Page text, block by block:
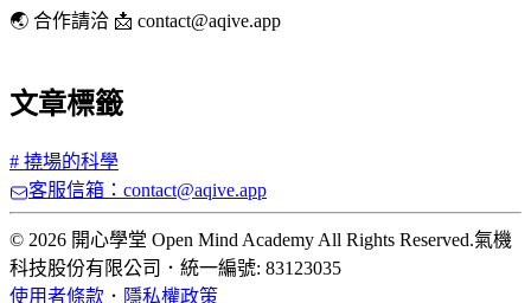
🌏 合作請洽 📩 contact@aqive.app
文章標籤
# 撓場的科學
客服信箱：contact@aqive.app
© 2026 開心學堂 Open Mind Academy All Rights Reserved.氣機
科技股份有限公司 ． 統一編號: 83123035
使用者條款 ． 隱私權政策